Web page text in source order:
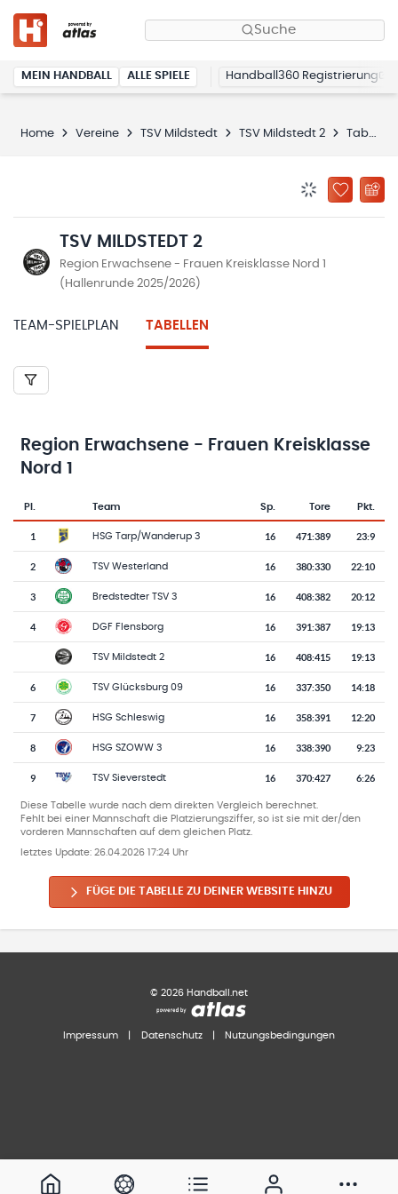
Suche
MEIN HANDBALL ALLE SPIELE Handball360 Registrierung
Home Vereine TSV Mildstedt TSV Mildstedt 2 Tabellen
ZU
TSV MILDSTEDT 2
Region Erwachsene - Frauen Kreisklasse Nord 1
(Hallenrunde 2025/2026)
TEAM-SPIELPLAN TABELLEN
Region Erwachsene - Frauen Kreisklasse
Nord 1
Tabelle mit Vereinsplatzierungen, Spielen, Toren und Punkten
Pl.
Team-Logo
Team Sp. Tore Pkt.
1 HSG Tarp/Wanderup 3 16 471:389 23:9
2 TSV Westerland 16 380:330 22:10
3 Bredstedter TSV 3 16 408:382 20:12
4 DGF Flensborg 16 391:387 19:13
TSV Mildstedt 2 16 408:415 19:13
6 TSV Glücksburg 09 16 337:350 14:18
7 HSG Schleswig 16 358:391 12:20
8 HSG SZOWW 3 16 338:390 9:23
9 TSV Sieverstedt 16 370:427 6:26
Diese Tabelle wurde nach dem direkten Vergleich berechnet.
Fehlt bei einer Mannschaft die Platzierungsziffer, so ist sie mit der/den
vorderen Mannschaften auf dem gleichen Platz.
letztes Update: 26.04.2026 17:24 Uhr
FÜGE DIE TABELLE ZU DEINER WEBSITE HINZU
© 2026 Handball.net
Impressum Datenschutz Nutzungsbedingungen